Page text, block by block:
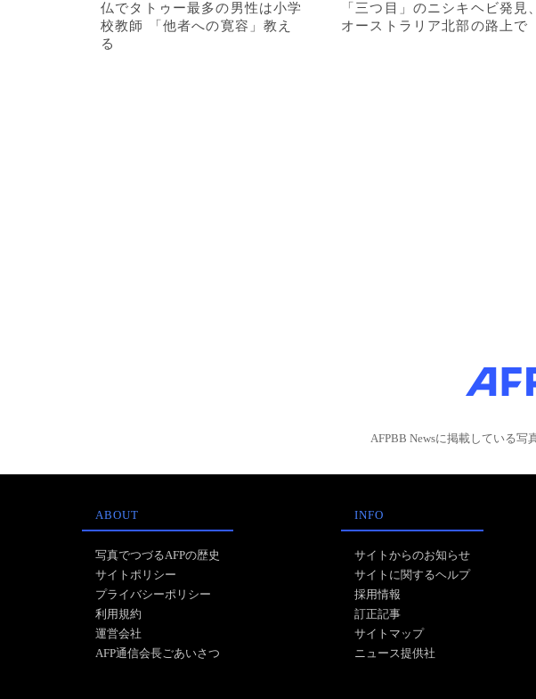
仏でタトゥー最多の男性は小学
校教師 「他者への寛容」教え
る
「三つ目」のニシキヘビ発見、
オーストラリア北部の路上で
AFPBB Newsに掲載している写
ABOUT
写真でつづるAFPの歴史
サイトポリシー
プライバシーポリシー
利用規約
運営会社
AFP通信会長ごあいさつ
INFO
サイトからのお知らせ
サイトに関するヘルプ
採用情報
訂正記事
サイトマップ
ニュース提供社